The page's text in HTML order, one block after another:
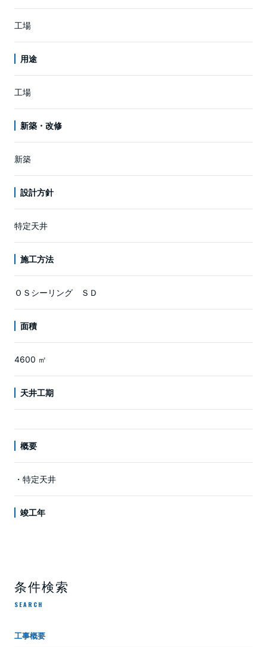
工場
用途
工場
新築・改修
新築
設計方針
特定天井
施工方法
ＯＳシーリング ＳＤ
面積
4600 ㎡
天井工期
概要
・特定天井
竣工年
条件検索
SEARCH
工事概要